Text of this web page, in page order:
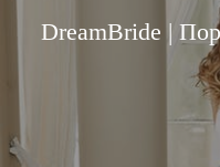
DreamBride |